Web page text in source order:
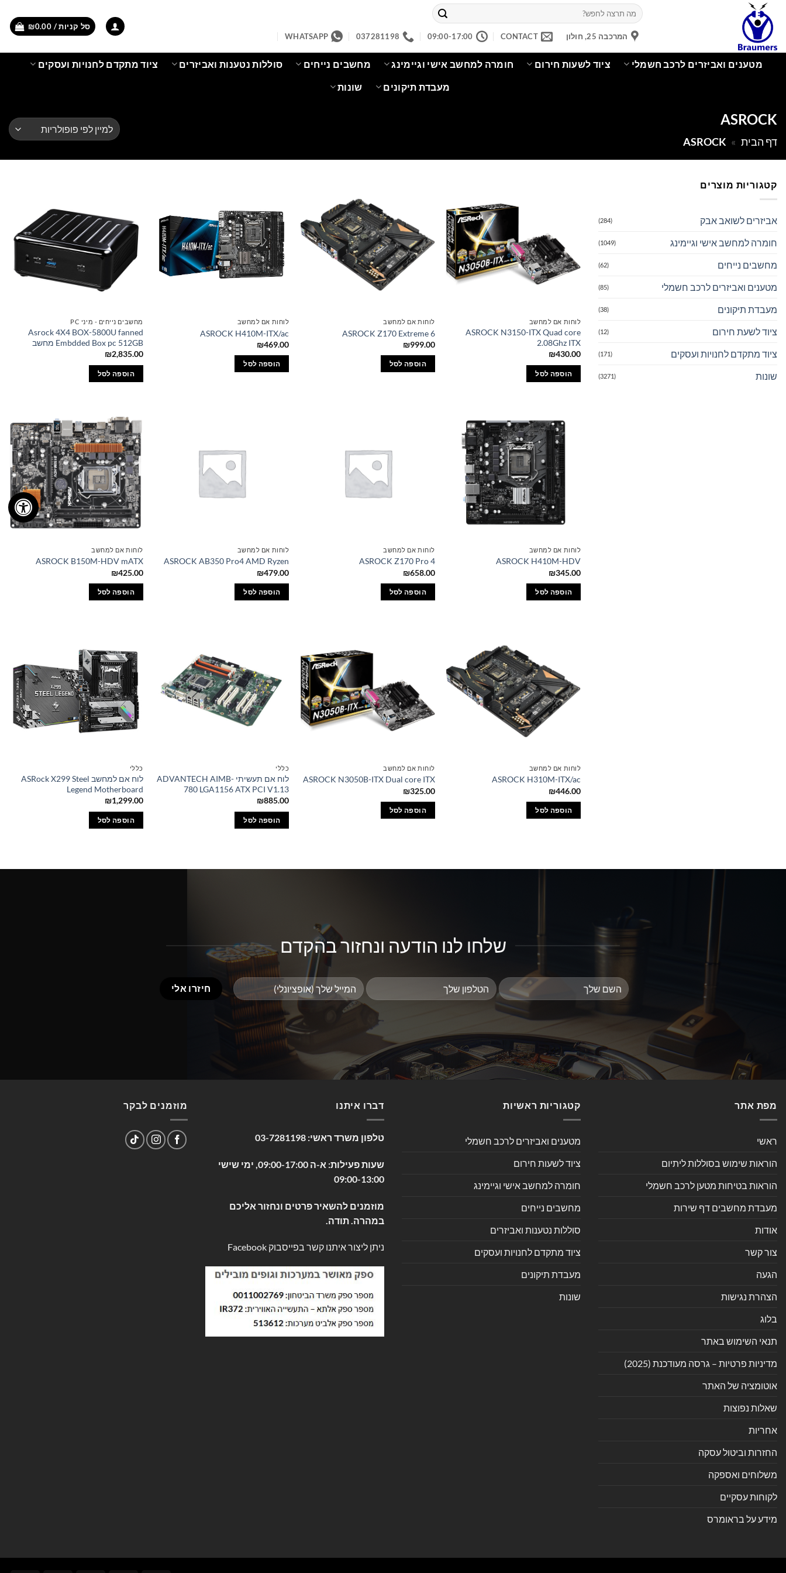
content
חיפוש
עבור:
המרכבה 25, חולון CONTACT
09:00-17:00
037281198
WHATSAPP
סל קניות / ₪0.00
מטענים ואביזרים לרכב חשמלי ציוד לשעות חירום חומרה למחשב אישי וגיימינג מחשבים נייחים סוללות נטענות ואביזרים ציוד מתקדם לחנויות ועסקים
מעבדת תיקונים שונות
ASROCK
דף הבית »
ASROCK
קטגוריות מוצרים
אביזרים לשואב אבק (284)
חומרה למחשב אישי וגיימינג (1049)
מחשבים נייחים (62)
מטענים ואביזרים לרכב חשמלי (85)
מעבדת תיקונים (38)
ציוד לשעת חירום (12)
ציוד מתקדם לחנויות ועסקים (171)
שונות (3271)
לוחות אם למחשב
ASROCK N3150-ITX Quad core
2.08Ghz ITX
₪430.00
הוספה לסל
לוחות אם למחשב
ASROCK Z170 Extreme 6
₪999.00
הוספה לסל
לוחות אם למחשב
ASROCK H410M-ITX/ac
₪469.00
הוספה לסל
מחשבים נייחים - מיני PC
Asrock 4X4 BOX-5800U fanned
Embdded Box pc 512GB מחשב
₪2,835.00
הוספה לסל
לוחות אם למחשב
ASROCK H410M-HDV
₪345.00
הוספה לסל
לוחות אם למחשב
ASROCK Z170 Pro 4
₪658.00
הוספה לסל
לוחות אם למחשב
ASROCK AB350 Pro4 AMD Ryzen
₪479.00
הוספה לסל
לוחות אם למחשב
ASROCK B150M-HDV mATX
₪425.00
הוספה לסל
לוחות אם למחשב
ASROCK H310M-ITX/ac
₪446.00
הוספה לסל
לוחות אם למחשב
ASROCK N3050B-ITX Dual core ITX
₪325.00
הוספה לסל
כללי
לוח אם תעשיתי ADVANTECH AIMB-
780 LGA1156 ATX PCI V1.13
₪885.00
הוספה לסל
כללי
לוח אם למחשב ASRock X299 Steel
Legend Motherboard
₪1,299.00
הוספה לסל
שלחו לנו הודעה ונחזור בהקדם
מפת אתר
ראשי
הוראות שימוש בסוללות ליתיום
הוראות בטיחות מטען לרכב חשמלי
מעבדת מחשבים דף שירות
אודות
צור קשר
הגעה
הצהרת נגישות
בלוג
תנאי השימוש באתר
מדיניות פרטיות – גרסה מעודכנת (2025)
אוטומציה של האתר
שאלות נפוצות
אחריות
החזרות וביטול עסקה
משלוחים ואספקה
לקוחות עסקיים
מידע על בראומרס
קטגוריות ראשיות
מטענים ואביזרים לרכב חשמלי
ציוד לשעות חירום
חומרה למחשב אישי וגיימינג
מחשבים נייחים
סוללות נטענות ואביזרים
ציוד מתקדם לחנויות ועסקים
מעבדת תיקונים
שונות
דברו איתנו
טלפון משרד ראשי: 03-7281198
שעות פעילות: א-ה 09:00-17:00, ימי שישי
09:00-13:00
מוזמנים להשאיר פרטים ונחזור אליכם
במהרה. תודה.
ניתן ליצור איתנו קשר בפייסבוק Facebook
מוזמנים לבקר